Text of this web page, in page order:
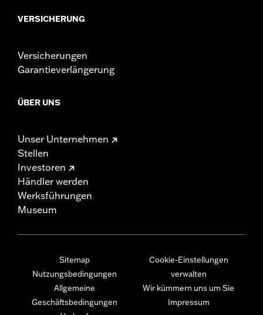
VERSICHERUNG
Versicherungen
Garantieverlängerung
ÜBER UNS
Unser Unternehmen
Stellen
Investoren
Händler werden
Werksführungen
Museum
Sitemap
Nutzungsbedingungen
Allgemeine
Geschäftsbedingungen
Cookie-Einstellungen
verwalten
Wir kümmern uns um Sie
Impressum